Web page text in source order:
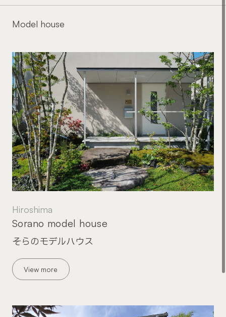
Model house
Hiroshima
そらのモデルハウス
Sorano model house
View more